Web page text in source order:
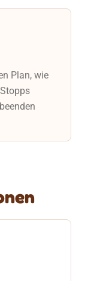
Plan, wie